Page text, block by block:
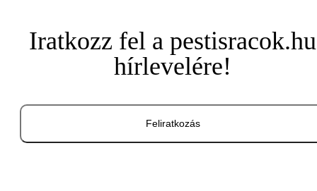
Iratkozz fel a pestisracok.hu
hírlevelére!
Feliratkozás